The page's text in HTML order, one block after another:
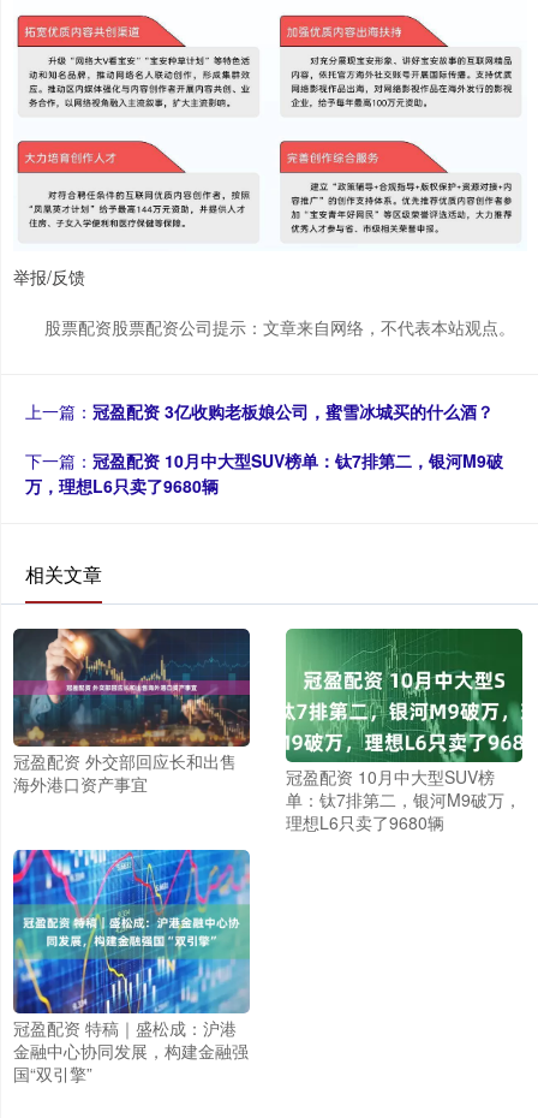
举报/反馈
股票配资股票配资公司提示：文章来自网络，不代表本站观点。
上一篇： 冠盈配资 3亿收购老板娘公司，蜜雪冰城买的什么酒？
下一篇： 冠盈配资 10月中大型SUV榜单：钛7排第二，银河M9破
万，理想L6只卖了9680辆
相关文章
冠盈配资 外交部回应长和出售
海外港口资产事宜
冠盈配资 10月中大型SUV榜
单：钛7排第二，银河M9破万，
理想L6只卖了9680辆
冠盈配资 特稿｜盛松成：沪港
金融中心协同发展，构建金融强
国“双引擎”